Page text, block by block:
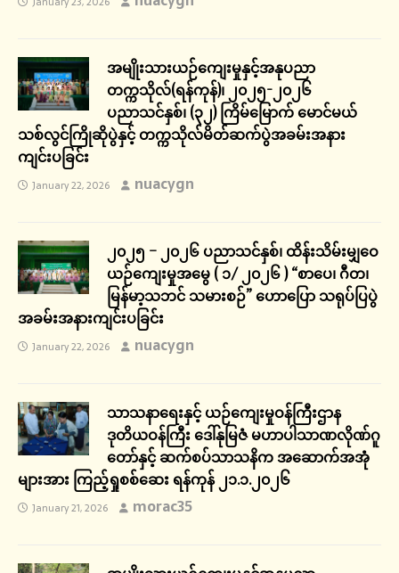
အမျိုးသားယဉ်ကျေးမှုနှင့်အနုပညာ
တက္ကသိုလ်(ရန်ကုန်)၊ ၂၀၂၅-၂၀၂၆
ပညာသင်နှစ်၊ (၃၂) ကြိမ်မြောက် မောင်မယ်
သစ်လွင်ကြိုဆိုပွဲနှင့် တက္ကသိုလ်မိတ်ဆက်ပွဲအခမ်းအနား
ကျင်းပခြင်း
January 22, 2026 nuacygn
၂၀၂၅ – ၂၀၂၆ ပညာသင်နှစ်၊ ထိန်းသိမ်းမျှဝေ
ယဉ်ကျေးမှုအမွေ ( ၁/ ၂၀၂၆ ) “စာပေ၊ ဂီတ၊
မြန်မာ့သဘင် သမားစဉ်” ဟောပြော သရုပ်ပြပွဲ
အခမ်းအနားကျင်းပခြင်း
January 22, 2026 nuacygn
သာသနာရေးနှင့် ယဉ်ကျေးမှုဝန်ကြီးဌာန
ဒုတိယဝန်ကြီး ဒေါ်နုမြဇံ မဟာပါသာဏလိုဏ်ဂူ
တော်နှင့် ဆက်စပ်သာသနိက အဆောက်အအုံ
များအား ကြည့်ရှုစစ်ဆေး ရန်ကုန် ၂၁.၁.၂၀၂၆
January 21, 2026 morac35